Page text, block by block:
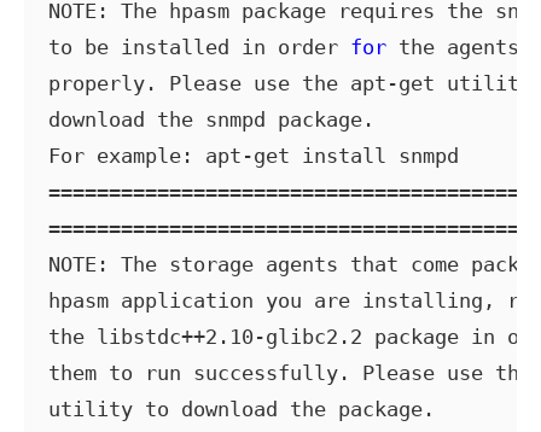
NOTE: The hpasm package requires the
to be installed in order for the agents
properly. Please use the apt-get utility
download the snmpd package.
For example: apt-get install snmpd
NOTE: The storage agents that come
hpasm application you are installing,
the libstdc++2.10-glibc2.2 package in
them to run successfully. Please use
utility to download the package.